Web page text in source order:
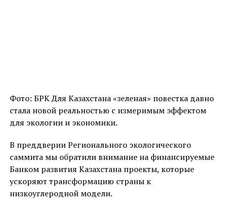
Фото: БРК Для Казахстана «зеленая» повестка давно
стала новой реальностью с измеримым эффектом
для экологии и экономики.
В преддверии Регионального экологического
саммита мы обратили внимание на финансируемые
Банком развития Казахстана проекты, которые
ускоряют трансформацию страны к
низкоуглеродной модели.